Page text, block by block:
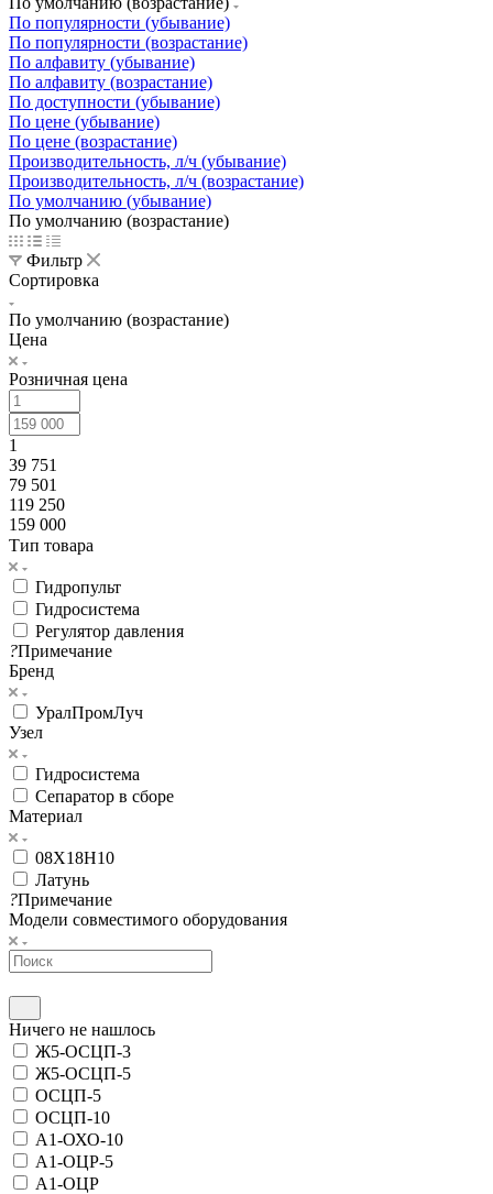
По популярности (убывание)
По популярности (возрастание)
По алфавиту (убывание)
По алфавиту (возрастание)
По доступности (убывание)
По цене (убывание)
По цене (возрастание)
Производительность, л/ч (убывание)
Производительность, л/ч (возрастание)
По умолчанию (убывание)
По умолчанию (возрастание)
Фильтр
Сортировка
По умолчанию (возрастание)
Цена
Розничная цена
1
39 751
79 501
119 250
159 000
Тип товара
Гидропульт
Гидросистема
Регулятор давления
?Примечание
Бренд
УралПромЛуч
Узел
Гидросистема
Сепаратор в сборе
Материал
08Х18Н10
Латунь
?Примечание
Модели совместимого оборудования
Ничего не нашлось
Ж5-ОСЦП-3
Ж5-ОСЦП-5
ОСЦП-5
ОСЦП-10
А1-ОХО-10
А1-ОЦР-5
А1-ОЦР